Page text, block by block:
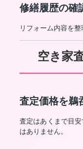
修繕履歴の確
リフォーム内容を整
空き家
査定価格を鵜
査定はあくまで目
はありません。